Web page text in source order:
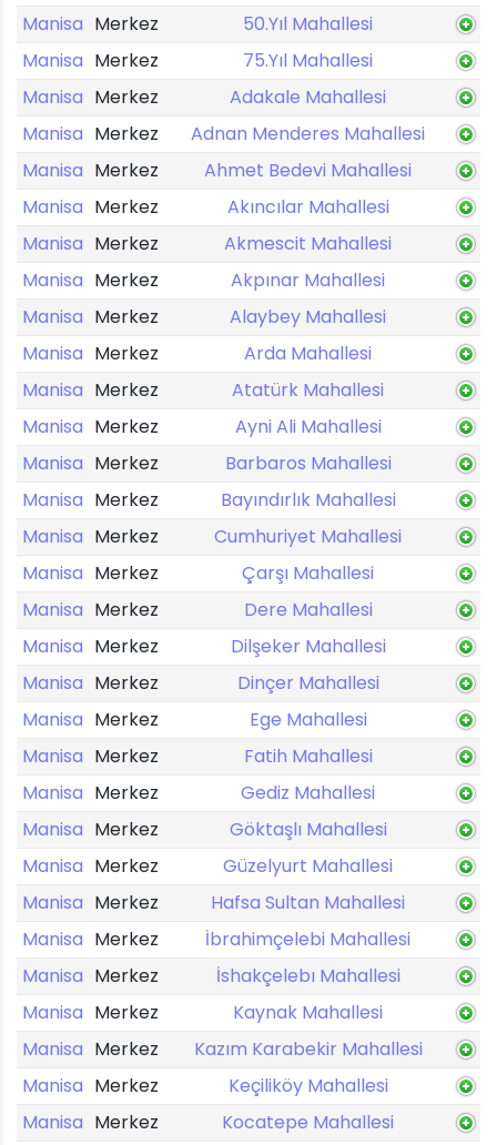
Manisa Merkez
50.Yıl Mahallesi
Manisa Merkez
75.Yıl Mahallesi
Manisa Merkez
Adakale Mahallesi
Manisa Merkez
Adnan Menderes Mahallesi
Manisa Merkez
Ahmet Bedevi Mahallesi
Manisa Merkez
Akıncılar Mahallesi
Manisa Merkez
Akmescit Mahallesi
Manisa Merkez
Akpınar Mahallesi
Manisa Merkez
Alaybey Mahallesi
Manisa Merkez
Arda Mahallesi
Manisa Merkez
Atatürk Mahallesi
Manisa Merkez
Ayni Ali Mahallesi
Manisa Merkez
Barbaros Mahallesi
Manisa Merkez
Bayındırlık Mahallesi
Manisa Merkez
Cumhuriyet Mahallesi
Manisa Merkez
Çarşı Mahallesi
Manisa Merkez
Dere Mahallesi
Manisa Merkez
Dilşeker Mahallesi
Manisa Merkez
Dinçer Mahallesi
Manisa Merkez
Ege Mahallesi
Manisa Merkez
Fatih Mahallesi
Manisa Merkez
Gediz Mahallesi
Manisa Merkez
Göktaşlı Mahallesi
Manisa Merkez
Güzelyurt Mahallesi
Manisa Merkez
Hafsa Sultan Mahallesi
Manisa Merkez
İbrahimçelebi Mahallesi
Manisa Merkez
İshakçelebı Mahallesi
Manisa Merkez
Kaynak Mahallesi
Manisa Merkez
Kazım Karabekir Mahallesi
Manisa Merkez
Keçiliköy Mahallesi
Manisa Merkez
Kocatepe Mahallesi